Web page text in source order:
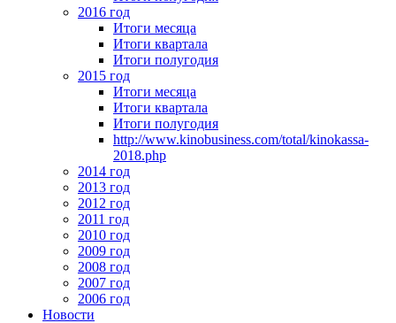
2016 год
Итоги месяца
Итоги квартала
Итоги полугодия
2015 год
Итоги месяца
Итоги квартала
Итоги полугодия
http://www.kinobusiness.com/total/kinokassa-
2018.php
2014 год
2013 год
2012 год
2011 год
2010 год
2009 год
2008 год
2007 год
2006 год
Новости